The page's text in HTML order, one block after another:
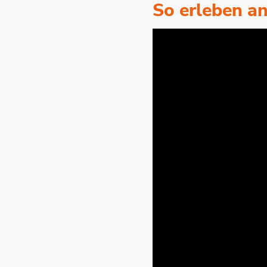
So erleben